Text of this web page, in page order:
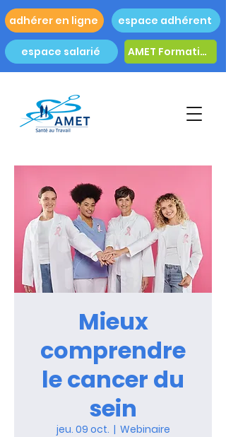
adhérer en ligne espace adhérent
espace salarié AMET Formation
Mieux
comprendre
le cancer du
sein
jeu. 09 oct.
  |
Webinaire